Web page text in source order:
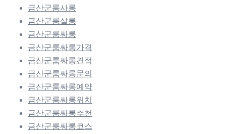
금산군룸사롱
금산군룸살롱
금산군룸싸롱
금산군룸싸롱가격
금산군룸싸롱견적
금산군룸싸롱문의
금산군룸싸롱예약
금산군룸싸롱위치
금산군룸싸롱추천
금산군룸싸롱코스